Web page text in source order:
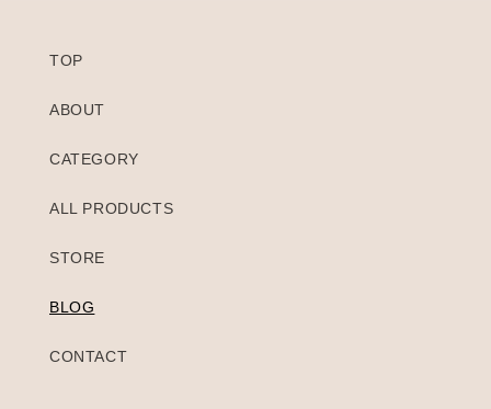
TOP
ABOUT
CATEGORY
ALL PRODUCTS
STORE
BLOG
CONTACT